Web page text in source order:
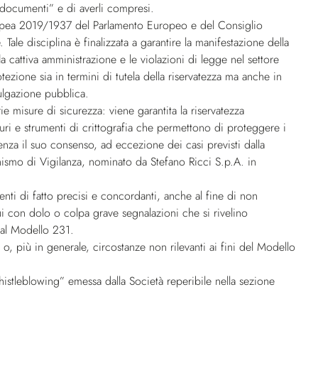
e di averli compresi.
2019/1937 del Parlamento Europeo e del Consiglio
disciplina è finalizzata a garantire la manifestazione della
amministrazione e le violazioni di legge nel settore
sia in termini di tutela della riservatezza ma anche in
pubblica.
misure di sicurezza: viene garantita la riservatezza
e strumenti di crittografia che permettono di proteggere i
il suo consenso, ad eccezione dei casi previsti dalla
di Vigilanza, nominato da Stefano Ricci S.p.A. in
di fatto precisi e concordanti, anche al fine di non
con dolo o colpa grave segnalazioni che si rivelino
Modello 231.
più in generale, circostanze non rilevanti ai fini del Modello
emessa dalla Società reperibile nella sezione